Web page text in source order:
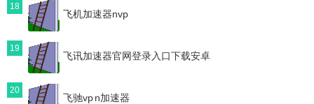
18
飞机加速器nvp
19
飞讯加速器官网登录入口下载安卓
20
飞驰vp n加速器